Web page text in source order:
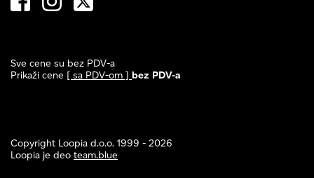
Sve cene su bez PDV-a
Prikaži cene [ sa PDV-om ] bez PDV-a
Copyright Loopia d.o.o. 1999 - 2026
Loopia je deo team.blue